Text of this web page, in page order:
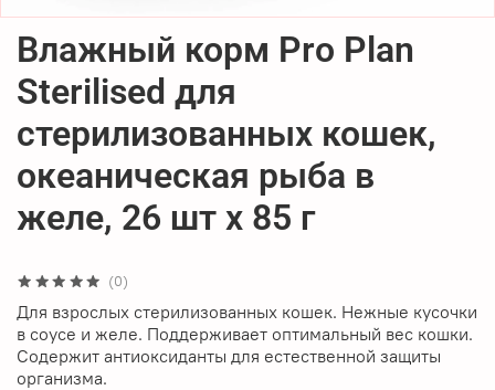
(0)
Влажный корм Pro Plan
Sterilised для
стерилизованных кошек,
океаническая рыба в
желе, 26 шт x 85 г
Для взрослых стерилизованных кошек. Нежные кусочки
в соусе и желе. Поддерживает оптимальный вес кошки.
Содержит антиоксиданты для естественной защиты
организма.